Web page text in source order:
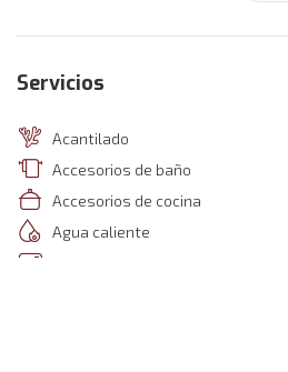
Servicios
Acantilado
Accesorios de baño
Accesorios de cocina
Agua caliente
Amplia puerta de acceso a las